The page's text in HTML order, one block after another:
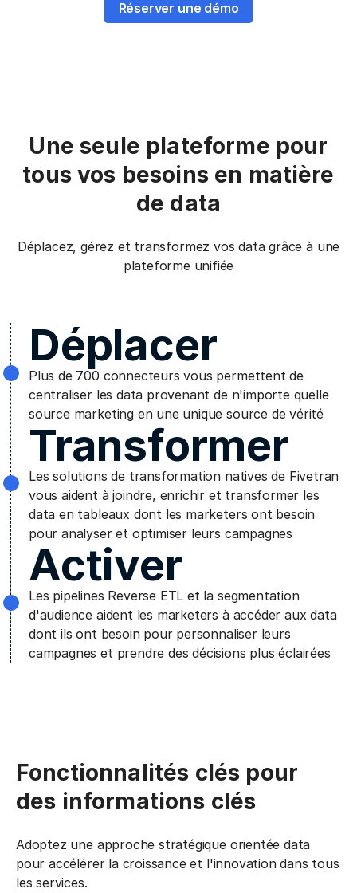
Réserver une démo
Une seule plateforme pour
tous vos besoins en matière
de data
Déplacez, gérez et transformez vos data grâce à une
plateforme unifiée
Déplacer
Plus de 700 connecteurs vous permettent de
centraliser les data provenant de n'importe quelle
source marketing en une unique source de vérité
Transformer
Les solutions de transformation natives de Fivetran
vous aident à joindre, enrichir et transformer les
data en tableaux dont les marketers ont besoin
pour analyser et optimiser leurs campagnes
Activer
Les pipelines Reverse ETL et la segmentation
d'audience aident les marketers à accéder aux data
dont ils ont besoin pour personnaliser leurs
campagnes et prendre des décisions plus éclairées
Fonctionnalités clés pour
des informations clés
Adoptez une approche stratégique orientée data
pour accélérer la croissance et l'innovation dans tous
les services.